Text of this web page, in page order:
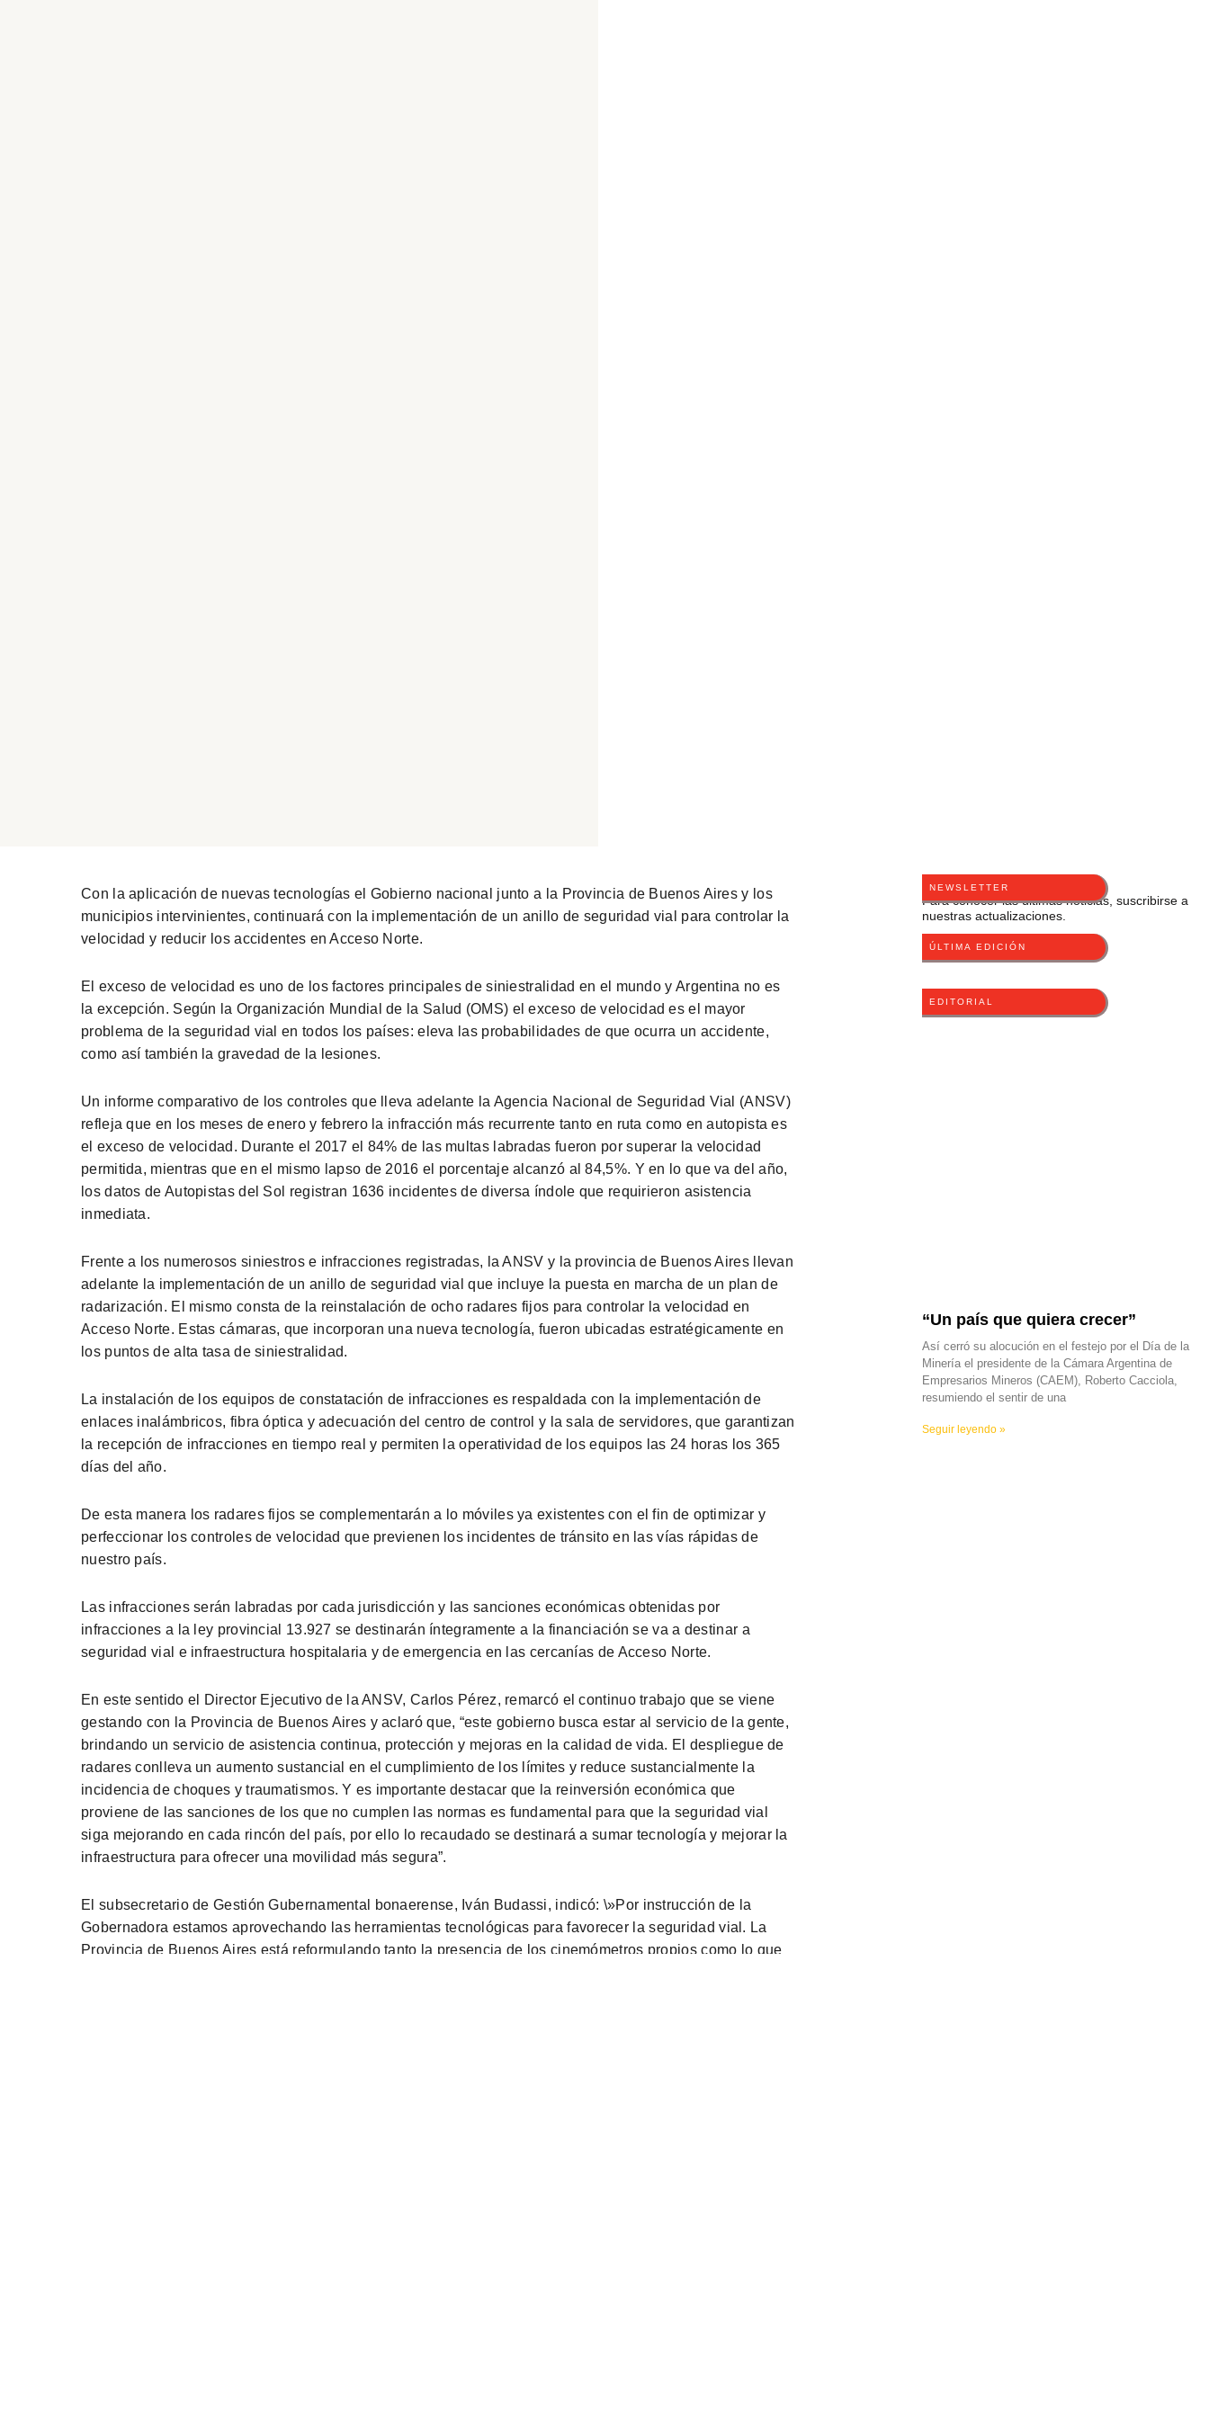
Para conocer las últimas noticias, suscribirse a
nuestras actualizaciones.
ÚLTIMA EDICIÓN
NEWSLETTER
EDITORIAL
“Un país que quiera crecer”
Así cerró su alocución en el festejo por el Día de la
Minería el presidente de la Cámara Argentina de
Empresarios Mineros (CAEM), Roberto Cacciola,
resumiendo el sentir de una
Seguir leyendo »
Con la aplicación de nuevas tecnologías el Gobierno nacional junto a la Provincia de Buenos Aires y los
municipios intervinientes, continuará con la implementación de un anillo de seguridad vial para controlar la
velocidad y reducir los accidentes en Acceso Norte.
El exceso de velocidad es uno de los factores principales de siniestralidad en el mundo y Argentina no es
la excepción. Según la Organización Mundial de la Salud (OMS) el exceso de velocidad es el mayor
problema de la seguridad vial en todos los países: eleva las probabilidades de que ocurra un accidente,
como así también la gravedad de la lesiones.
Un informe comparativo de los controles que lleva adelante la Agencia Nacional de Seguridad Vial (ANSV)
refleja que en los meses de enero y febrero la infracción más recurrente tanto en ruta como en autopista es
el exceso de velocidad. Durante el 2017 el 84% de las multas labradas fueron por superar la velocidad
permitida, mientras que en el mismo lapso de 2016 el porcentaje alcanzó al 84,5%. Y en lo que va del año,
los datos de Autopistas del Sol registran 1636 incidentes de diversa índole que requirieron asistencia
inmediata.
Frente a los numerosos siniestros e infracciones registradas, la ANSV y la provincia de Buenos Aires llevan
adelante la implementación de un anillo de seguridad vial que incluye la puesta en marcha de un plan de
radarización. El mismo consta de la reinstalación de ocho radares fijos para controlar la velocidad en
Acceso Norte. Estas cámaras, que incorporan una nueva tecnología, fueron ubicadas estratégicamente en
los puntos de alta tasa de siniestralidad.
La instalación de los equipos de constatación de infracciones es respaldada con la implementación de
enlaces inalámbricos, fibra óptica y adecuación del centro de control y la sala de servidores, que garantizan
la recepción de infracciones en tiempo real y permiten la operatividad de los equipos las 24 horas los 365
días del año.
De esta manera los radares fijos se complementarán a lo móviles ya existentes con el fin de optimizar y
perfeccionar los controles de velocidad que previenen los incidentes de tránsito en las vías rápidas de
nuestro país.
Las infracciones serán labradas por cada jurisdicción y las sanciones económicas obtenidas por
infracciones a la ley provincial 13.927 se destinarán íntegramente a la financiación se va a destinar a
seguridad vial e infraestructura hospitalaria y de emergencia en las cercanías de Acceso Norte.
En este sentido el Director Ejecutivo de la ANSV, Carlos Pérez, remarcó el continuo trabajo que se viene
gestando con la Provincia de Buenos Aires y aclaró que, “este gobierno busca estar al servicio de la gente,
brindando un servicio de asistencia continua, protección y mejoras en la calidad de vida. El despliegue de
radares conlleva un aumento sustancial en el cumplimiento de los límites y reduce sustancialmente la
incidencia de choques y traumatismos. Y es importante destacar que la reinversión económica que
proviene de las sanciones de los que no cumplen las normas es fundamental para que la seguridad vial
siga mejorando en cada rincón del país, por ello lo recaudado se destinará a sumar tecnología y mejorar la
infraestructura para ofrecer una movilidad más segura”.
El subsecretario de Gestión Gubernamental bonaerense, Iván Budassi, indicó: \»Por instrucción de la
Gobernadora estamos aprovechando las herramientas tecnológicas para favorecer la seguridad vial. La
Provincia de Buenos Aires está reformulando tanto la presencia de los cinemómetros propios como lo que